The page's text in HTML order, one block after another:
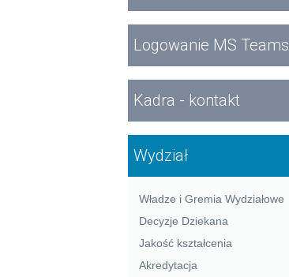
Logowanie MS Teams
Kadra - kontakt
Wydział
Władze i Gremia Wydziałowe
Decyzje Dziekana
Jakość kształcenia
Akredytacja